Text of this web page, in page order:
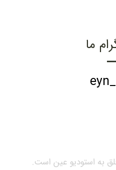
به استودیو عین است.
ما